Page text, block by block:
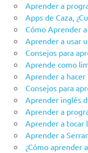
Aprender a
Apps de Caza,
Cómo Aprender
Aprender a usar
Consejos para
Aprende como
Aprender a hacer
Consejos para
Aprender inglés
Aprender a
Aprender a tocar
Aprender a
¿Cómo aprender